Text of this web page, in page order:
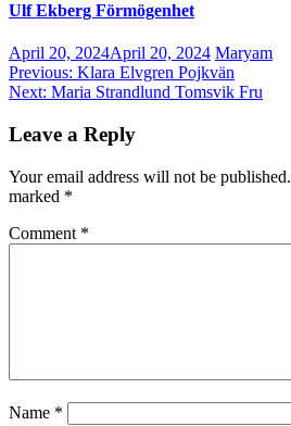
Ulf Ekberg Förmögenhet
April 20, 2024April 20, 2024 Maryam
Post
navigation
Previous: Klara Elvgren Pojkvän
Next: Maria Strandlund Tomsvik Fru
Leave a Reply
Your email address will not be published.
marked *
Comment *
Name *